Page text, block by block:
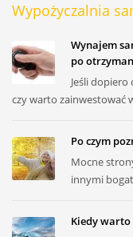
Wypożyczalnia
Wynajem
po
Jeśli dopiero
czy warto zainwestować
Po czym
Mocne
innymi
Kiedy